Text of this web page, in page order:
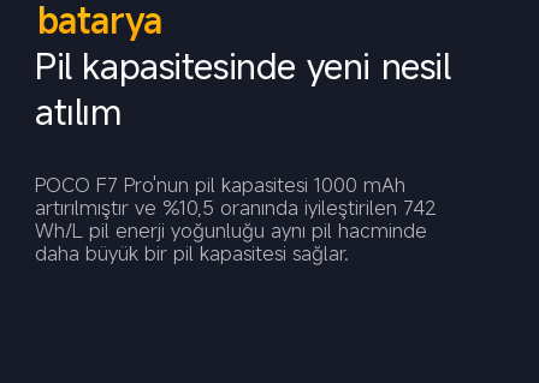
batarya
Pil kapasitesinde yeni nesil
atılım
POCO F7 Pro'nun pil kapasitesi 1000 mAh
artırılmıştır ve %10,5 oranında iyileştirilen 742
Wh/L pil enerji yoğunluğu aynı pil hacminde